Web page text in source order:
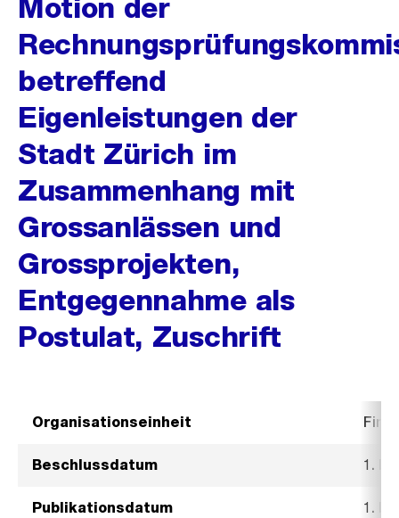
Motion der
betreffend
Eigenleistungen der
Stadt Zürich im
Zusammenhang mit
Grossanlässen und
Grossprojekten,
Entgegennahme als
Postulat, Zuschrift
Organisationseinheit
Beschlussdatum 1.
Publikationsdatum 1.